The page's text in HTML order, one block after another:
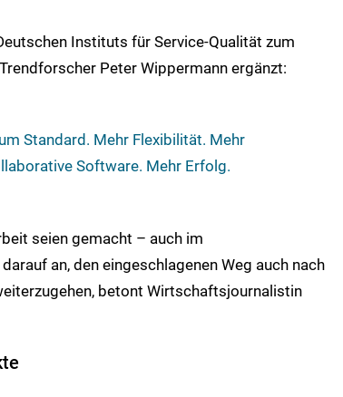
Instituts für Service-Qualität zum
Peter Wippermann ergänzt:
Standard. Mehr Flexibilität. Mehr
Software. Mehr Erfolg.
seien gemacht – auch im
an, den eingeschlagenen Weg auch nach
betont Wirtschaftsjournalistin